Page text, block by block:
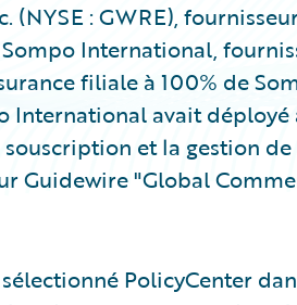
(NYSE : GWRE),
International,
filiale à 100% de
International avait déployé
et la gestion
Guidewire "Global
PolicyCenter